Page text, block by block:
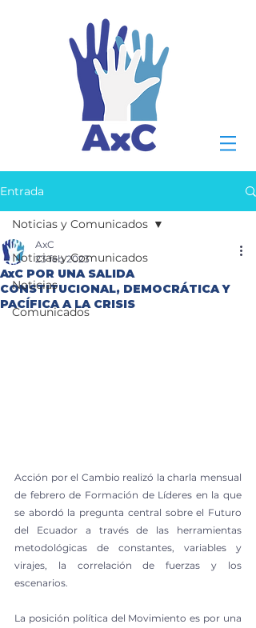
Entrada
Noticias y Comunicados
Noticias
Comunicados
Noticias y Comunicados
AxC POR UNA SALIDA
CONSTITUCIONAL, DEMOCRÁTICA Y
PACÍFICA A LA CRISIS
AxC
23 feb 2023
Acción por el Cambio realizó la charla mensual
de febrero de Formación de Líderes en la que
se abordó la pregunta central sobre el Futuro
del Ecuador a través de las herramientas
metodológicas de constantes, variables y
virajes, la correlación de fuerzas y los
escenarios.
La posición política del Movimiento es por una